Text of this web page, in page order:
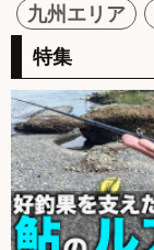
九州エリア
特集